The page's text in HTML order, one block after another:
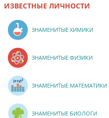
ИЗВЕСТНЫЕ ЛИЧНОСТИ
ЗНАМЕНИТЫЕ ХИМИКИ
ЗНАМЕНИТЫЕ ФИЗИКИ
ЗНАМЕНИТЫЕ МАТЕМАТИКИ
ЗНАМЕНИТЫЕ БИОЛОГИ